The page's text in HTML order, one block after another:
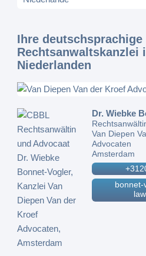
Ihre deutschsprachige
Rechtsanwaltskanzlei
Niederlanden
Dr. Wiebke
Van Diepen
Advocaten
Amsterdam
bonnet-